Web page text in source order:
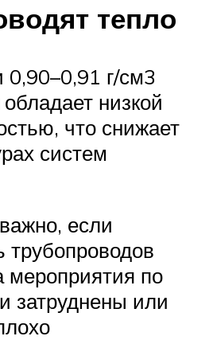
тепло
0,90–0,91 г/см3
низкой
что снижает
систем
если
трубопроводов
мероприятия по
затруднены или